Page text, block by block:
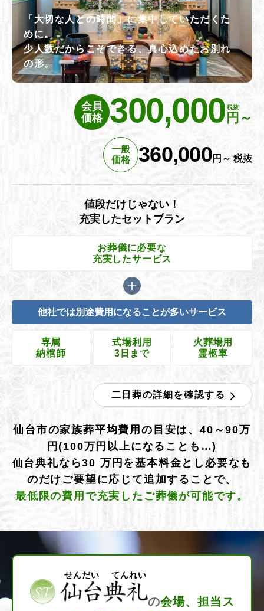
「大切な人との時間」に集中していただくた
めに。
少人数だからこそできる、真心込めたお別れ
の形。
会員
価格
300,000 円～
税抜
一般
価格
360,000円～ 税抜
値段だけじゃない！
充実したセットプラン
お葬儀に必要な
充実したサービス
他社では別途費用になることが多いサービス
専属
納棺師
式場利用
3日まで
火葬場用
霊柩車
二日葬の詳細を確認する
仙台市の家族葬平均費用の目安は、40～90万
円(100万円以上になることも…)
仙台典礼なら30 万円を基本料金とし必要なも
のだけご要望に応じて追加することで、
最低限の費用で充実したご葬儀が可能です。
せんだい てんれい
の会場、担当ス